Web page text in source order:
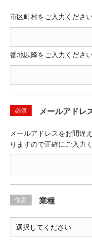
市区町村をご入力ください
番地以降をご入力ください
必須 メールアドレ
メールアドレスをお間違
りますので正確にご入力
任意 業種